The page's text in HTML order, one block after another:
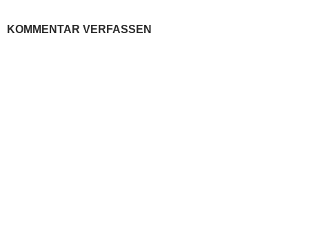
KOMMENTAR VERFASSEN